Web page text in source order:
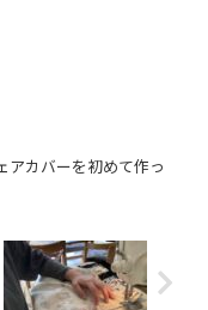
アカバーを初めて作っ